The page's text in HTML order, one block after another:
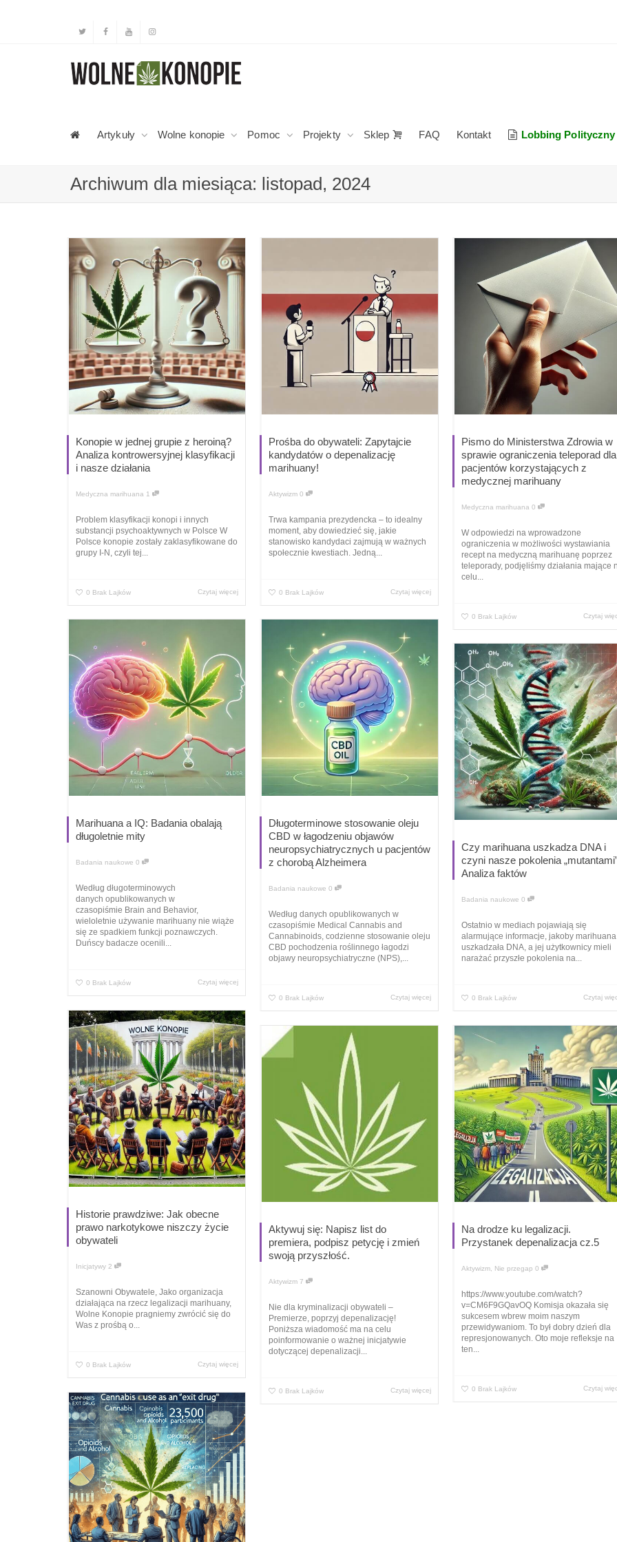
Artykuły Wolne konopie Pomoc Projekty Sklep FAQ Kontakt Lobbing Polityczny
Archiwum dla miesiąca: listopad, 2024
Konopie w jednej grupie z heroiną?
Analiza kontrowersyjnej klasyfikacji
i nasze działania
Medyczna marihuana 1
Problem klasyfikacji konopi i innych
substancji psychoaktywnych w Polsce W
Polsce konopie zostały zaklasyfikowane do
grupy I-N, czyli tej...
0 Brak Lajków Czytaj więcej
Prośba do obywateli: Zapytajcie
kandydatów o depenalizację
marihuany!
Aktywizm 0
Trwa kampania prezydencka – to idealny
moment, aby dowiedzieć się, jakie
stanowisko kandydaci zajmują w ważnych
społecznie kwestiach. Jedną...
0 Brak Lajków Czytaj więcej
Pismo do Ministerstwa Zdrowia w
sprawie ograniczenia teleporad dla
pacjentów korzystających z
medycznej marihuany
Medyczna marihuana 0
W odpowiedzi na wprowadzone
ograniczenia w możliwości wystawiania
recept na medyczną marihuanę poprzez
teleporady, podjęliśmy działania mające
celu...
0 Brak Lajków Czytaj
Marihuana a IQ: Badania obalają
długoletnie mity
Badania naukowe 0
Według długoterminowych
danych opublikowanych w
czasopiśmie Brain and Behavior,
wieloletnie używanie marihuany nie wiąże
się ze spadkiem funkcji poznawczych.
Duńscy badacze ocenili...
0 Brak Lajków Czytaj więcej
Długoterminowe stosowanie oleju
CBD w łagodzeniu objawów
neuropsychiatrycznych u pacjentów
z chorobą Alzheimera
Badania naukowe 0
Według danych opublikowanych w
czasopiśmie Medical Cannabis and
Cannabinoids, codzienne stosowanie oleju
CBD pochodzenia roślinnego łagodzi
objawy neuropsychiatryczne (NPS),...
0 Brak Lajków Czytaj więcej
Czy marihuana uszkadza DNA i
czyni nasze pokolenia
Analiza faktów
Badania naukowe 0
Ostatnio w mediach pojawiają się
alarmujące informacje, jakoby marihuana
uszkadzała DNA, a jej użytkownicy mieli
narażać przyszłe pokolenia na...
0 Brak Lajków Czytaj
Historie prawdziwe: Jak obecne
prawo narkotykowe niszczy życie
obywateli
Inicjatywy 2
Szanowni Obywatele, Jako organizacja
działająca na rzecz legalizacji marihuany,
Wolne Konopie pragniemy zwrócić się do
Was z prośbą o...
0 Brak Lajków Czytaj więcej
Aktywuj się: Napisz list do
premiera, podpisz petycję i zmień
swoją przyszłość.
Aktywizm 7
Nie dla kryminalizacji obywateli –
Premierze, poprzyj depenalizację!
Poniższa wiadomość ma na celu
poinformowanie o ważnej inicjatywie
dotyczącej depenalizacji...
0 Brak Lajków Czytaj więcej
Na drodze ku legalizacji.
Przystanek depenalizacja cz.5
Aktywizm, Nie przegap 0
https://www.youtube.com/watch?
v=CM6F9GQavOQ Komisja okazała się
sukcesem wbrew moim naszym
przewidywaniom. To był dobry dzień dla
represjonowanych. Oto moje refleksje na
ten...
0 Brak Lajków Czytaj